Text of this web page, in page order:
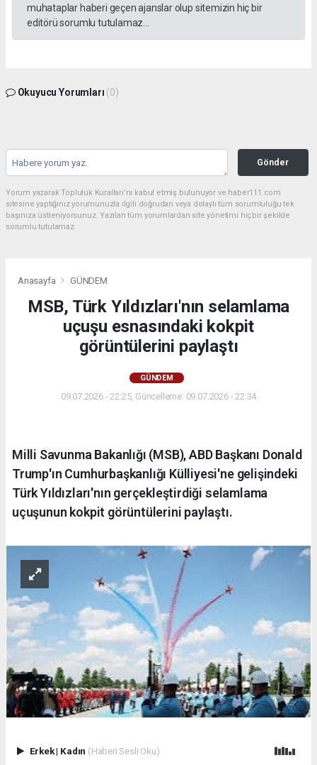
muhataplar haberi geçen ajanslar olup sitemizin hiç bir
editörü sorumlu tutulamaz...
Okuyucu Yorumları (0)
Gönder
Yorum yazarak Topluluk Kuralları’nı kabul etmiş bulunuyor ve haber111.com
sitesine yaptığınız yorumunuzla ilgili doğrudan veya dolaylı tüm sorumluluğu tek
başınıza üstleniyorsunuz. Yazılan tüm yorumlardan site yönetimi hiçbir şekilde
sorumlu tutulamaz.
Anasayfa GÜNDEM
MSB, Türk Yıldızları'nın selamlama
uçuşu esnasındaki kokpit
görüntülerini paylaştı
GÜNDEM
09.07.2026 - 22:25, Güncelleme: 09.07.2026 - 22:34
Milli Savunma Bakanlığı (MSB), ABD Başkanı Donald
Trump'ın Cumhurbaşkanlığı Külliyesi'ne gelişindeki
Türk Yıldızları'nın gerçekleştirdiği selamlama
uçuşunun kokpit görüntülerini paylaştı.
Erkek| Kadın (Haberi Sesli Oku)